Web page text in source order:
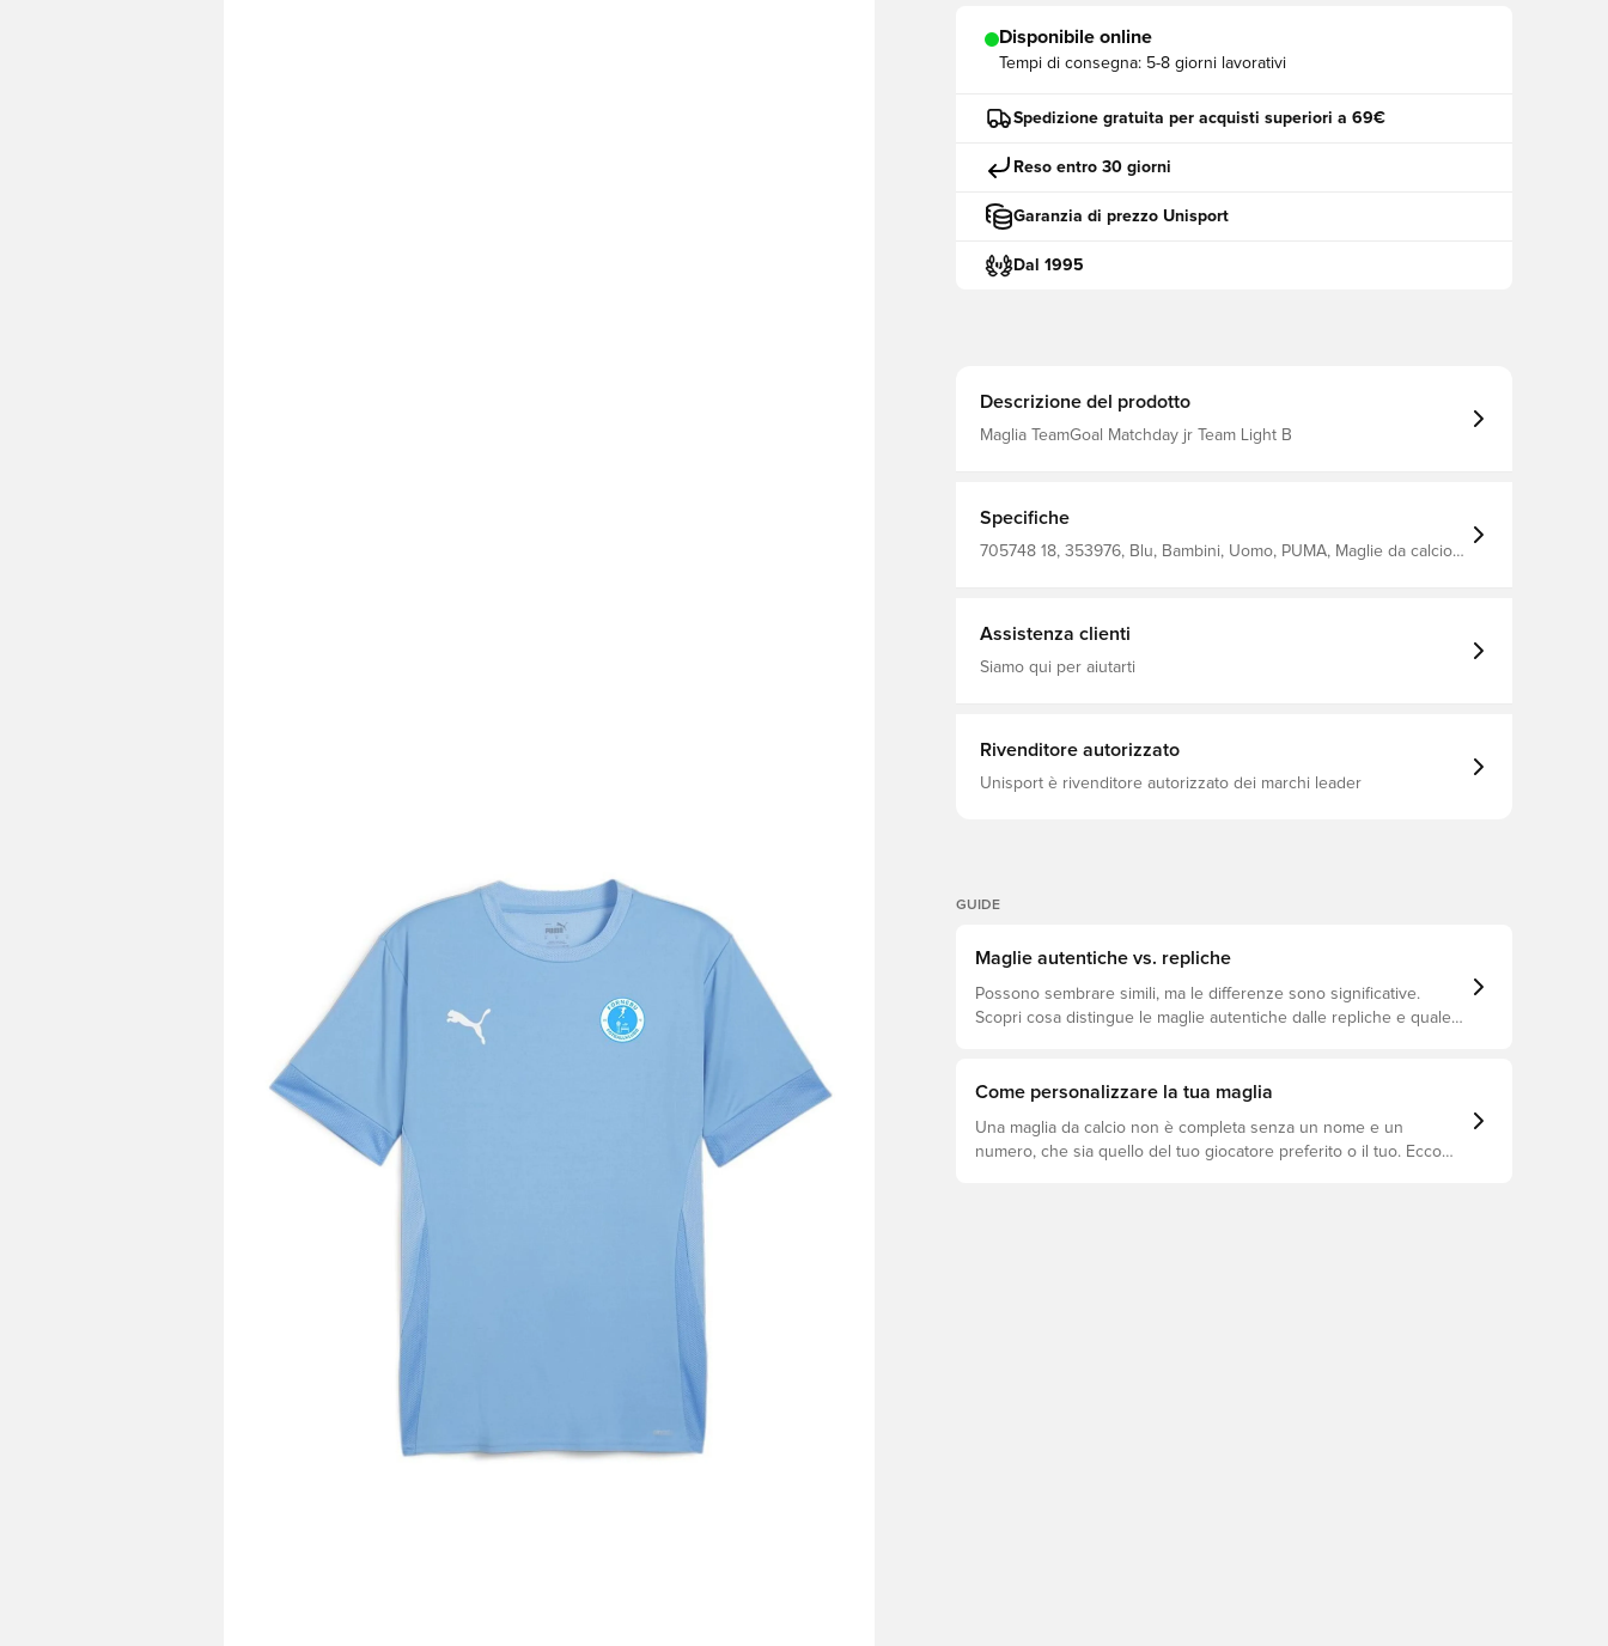
Disponibile online
Tempi di consegna: 5-8 giorni lavorativi
Spedizione gratuita per acquisti superiori a 69€
Reso entro 30 giorni
Garanzia di prezzo Unisport
Dal 1995
Descrizione del prodotto
Maglia TeamGoal Matchday jr Team Light B
Specifiche
705748 18, 353976, Blu, Bambini, Uomo, PUMA, Maglie da calcio,
Assistenza clienti
Siamo qui per aiutarti
Rivenditore autorizzato
Unisport è rivenditore autorizzato dei marchi leader
GUIDE
Maglie autentiche vs. repliche
Possono sembrare simili, ma le differenze sono significative.
Scopri cosa distingue le maglie autentiche dalle repliche e quale
Come personalizzare la tua maglia
Una maglia da calcio non è completa senza un nome e un
numero, che sia quello del tuo giocatore preferito o il tuo. Ecco